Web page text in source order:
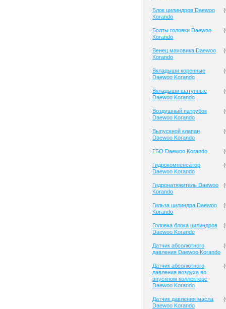
Блок цилиндров Daewoo
Korando
(
Болты головки Daewoo
Korando
(
Венец маховика Daewoo
Korando
(
Вкладыши коренные
Daewoo Korando
(
Вкладыши шатунные
Daewoo Korando
(
Воздушный патрубок
Daewoo Korando
(
Выпускной клапан
Daewoo Korando
(
ГБО Daewoo Korando (
Гидрокомпенсатор
Daewoo Korando
(
Гидронатяжитель Daewoo
Korando
(
Гильза цилиндра Daewoo
Korando
(
Головка блока цилиндров
Daewoo Korando
(
Датчик абсолютного
давления Daewoo Korando
(
Датчик абсолютного
давления воздуха во
впускном коллекторе
Daewoo Korando
(
Датчик давления масла
Daewoo Korando
(